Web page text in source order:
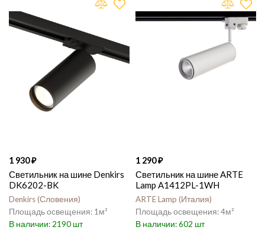
1 930
Светильник на шине Denkirs
DK6202-BK
Denkirs Словения
1
2190
1 290
Светильник на шине ARTE
Lamp A1412PL-1WH
ARTE Lamp Италия
4
602